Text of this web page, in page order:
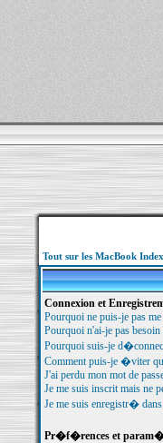
Tout sur les MacBook
Connexion et
Pourquoi ne puis-je pas me
Pourquoi n'ai-je pas besoin
Pourquoi suis-je
Comment puis-je �viter
J'ai perdu mon mot de
Je me suis inscrit mais ne
Je me suis enregistr�
Pr�f�rences et